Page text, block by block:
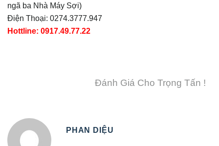
ngã ba Nhà Máy Sợi)
Điện Thoại: 0274.3777.947
Hottline: 0917.49.77.22
Đánh Giá Cho Trọng Tấn !
PHAN DIỆU